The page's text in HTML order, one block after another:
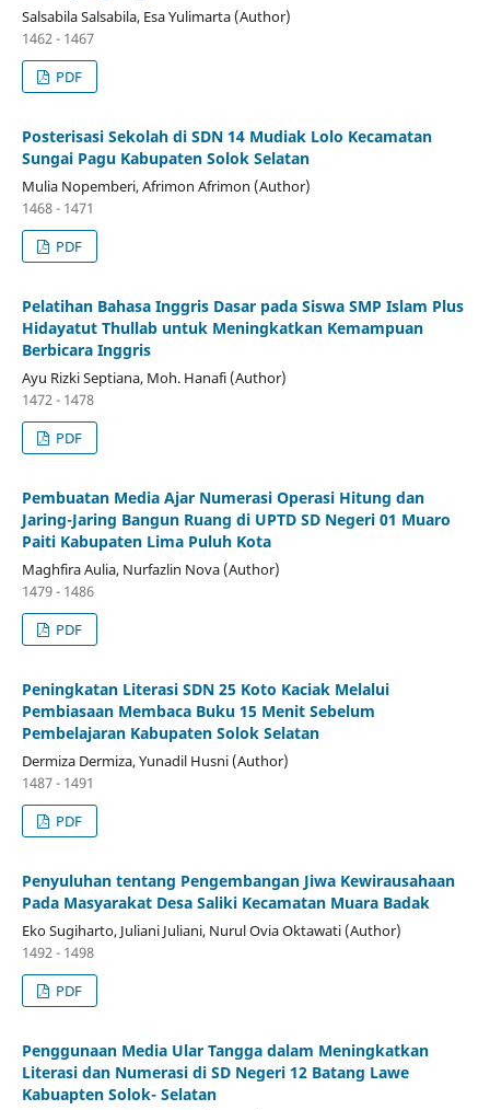
Salsabila Salsabila, Esa Yulimarta (Author)
1462 - 1467
PDF
Posterisasi Sekolah di SDN 14 Mudiak Lolo Kecamatan
Sungai Pagu Kabupaten Solok Selatan
Mulia Nopemberi, Afrimon Afrimon (Author)
1468 - 1471
PDF
Pelatihan Bahasa Inggris Dasar pada Siswa SMP Islam Plus
Hidayatut Thullab untuk Meningkatkan Kemampuan
Berbicara Inggris
Ayu Rizki Septiana, Moh. Hanafi (Author)
1472 - 1478
PDF
Pembuatan Media Ajar Numerasi Operasi Hitung dan
Jaring-Jaring Bangun Ruang di UPTD SD Negeri 01 Muaro
Paiti Kabupaten Lima Puluh Kota
Maghfira Aulia, Nurfazlin Nova (Author)
1479 - 1486
PDF
Peningkatan Literasi SDN 25 Koto Kaciak Melalui
Pembiasaan Membaca Buku 15 Menit Sebelum
Pembelajaran Kabupaten Solok Selatan
Dermiza Dermiza, Yunadil Husni (Author)
1487 - 1491
PDF
Penyuluhan tentang Pengembangan Jiwa Kewirausahaan
Pada Masyarakat Desa Saliki Kecamatan Muara Badak
Eko Sugiharto, Juliani Juliani, Nurul Ovia Oktawati (Author)
1492 - 1498
PDF
Penggunaan Media Ular Tangga dalam Meningkatkan
Literasi dan Numerasi di SD Negeri 12 Batang Lawe
Kabuapten Solok- Selatan